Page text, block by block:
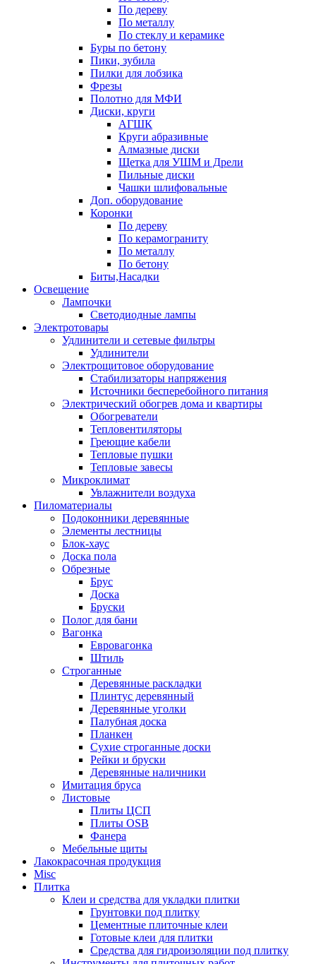
По дереву
По металлу
По стеклу и керамике
Буры по бетону
Пики, зубила
Пилки для лобзика
Фрезы
Полотно для МФИ
Диски, круги
АГШК
Круги абразивные
Алмазные диски
Щетка для УШМ и Дрели
Пильные диски
Чашки шлифовальные
Доп. оборудование
Коронки
По дереву
По керамограниту
По металлу
По бетону
Биты,Насадки
Освещение
Лампочки
Светодиодные лампы
Электротовары
Удлинители и сетевые фильтры
Удлинители
Электрощитовое оборудование
Стабилизаторы напряжения
Источники бесперебойного питания
Электрический обогрев дома и квартиры
Обогреватели
Тепловентиляторы
Греющие кабели
Тепловые пушки
Тепловые завесы
Микроклимат
Увлажнители воздуха
Пиломатериалы
Подоконники деревянные
Элементы лестницы
Блок-хаус
Доска пола
Обрезные
Брус
Доска
Бруски
Полог для бани
Вагонка
Евровагонка
Штиль
Строганные
Деревянные раскладки
Плинтус деревянный
Деревянные уголки
Палубная доска
Планкен
Сухие строганные доски
Рейки и бруски
Деревянные наличники
Имитация бруса
Листовые
Плиты ЦСП
Плиты OSB
Фанера
Мебельные щиты
Лакокрасочная продукция
Misc
Плитка
Клеи и средства для укладки плитки
Грунтовки под плитку
Цементные плиточные клеи
Готовые клеи для плитки
Средства для гидроизоляции под плитку